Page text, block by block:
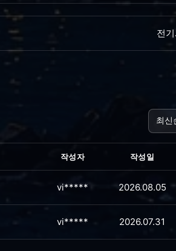
전
작성자 작성일
vi***** 2026.08.05
vi***** 2026.07.31